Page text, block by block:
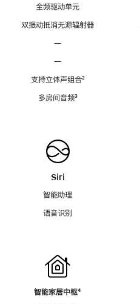
全频驱动单元
双振动抵消无源辐射器
—
—
支持立体声组合脚
²
多房间音频脚
³
Siri
智能助理
语音识别
智能家居中枢脚
⁴